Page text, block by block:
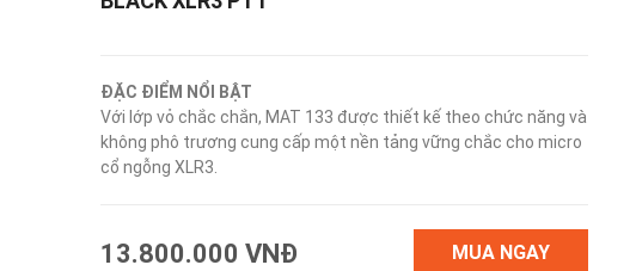
ĐẶC ĐIỂM NỔI BẬT
Với lớp vỏ chắc chắn, MAT 133 được thiết kế theo chức năng và
không phô trương cung cấp một nền tảng vững chắc cho micro
cổ ngỗng XLR3.
13.800.000 VNĐ MUA NGAY